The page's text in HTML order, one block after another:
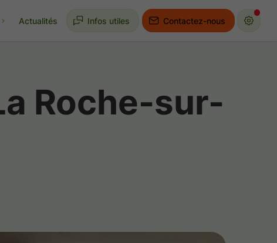
Actualités Infos utiles Contactez-nous
Roche-sur-